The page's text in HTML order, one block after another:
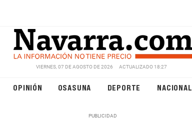
VIERNES, 07 DE AGOSTO DE 2026 ACTUALIZADO 18:27
OPINIÓN OSASUNA DEPORTE NACIONAL